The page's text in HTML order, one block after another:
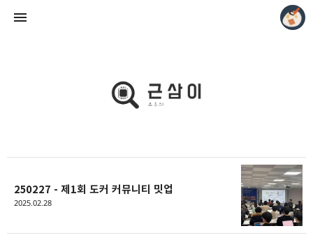
250227 - 제1회 도커 커뮤니티 밋업
2025.02.28
모두의 근삼이